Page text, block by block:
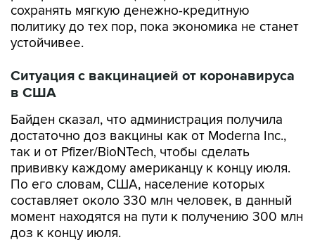
устойчивее.
Ситуация с вакцинацией от коронавируса
Байден сказал, что администрация получила
так и от Pfizer/BioNTech, чтобы сделать
прививку каждому американцу к концу июля.
По его словам, США, население которых
составляет около 330 млн человек, в данный
момент находятся на пути к получению 300 млн
доз к концу июля.
Индекс потребительского доверия в США в